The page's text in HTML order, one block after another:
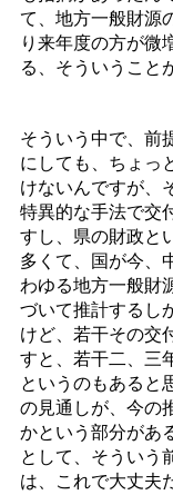
て、地方一般財源
り来年度の方が微
る、そういうこと
そういう中で、前
にしても、ちょっ
けないんですが、
特異的な手法で交
すし、県の財政と
多くて、国が今、
わゆる地方一般財
づいて推計するし
けど、若干その交
すと、若干二、三
というのもあると
の見通しが、今の
かという部分があ
として、そういう
は、これで大丈夫